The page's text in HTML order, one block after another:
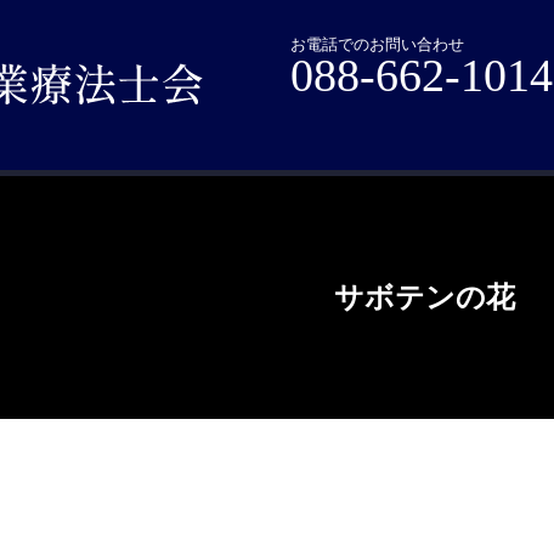
お電話でのお問い合わせ
088-662-1014
サボテンの花